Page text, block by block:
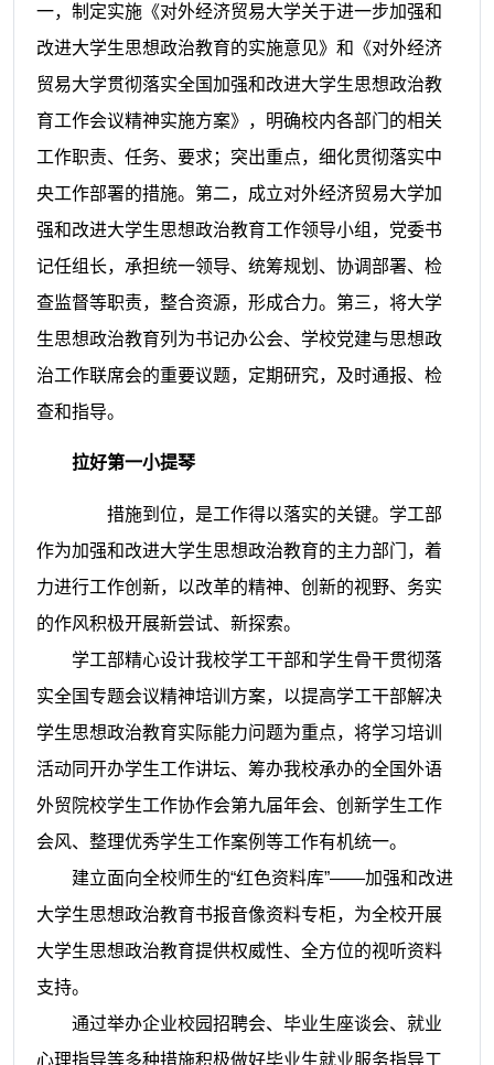
一，制定实施《对外经济贸易大学关于进一步加强和
改进大学生思想政治教育的实施意见》和《对外经济
贸易大学贯彻落实全国加强和改进大学生思想政治教
育工作会议精神实施方案》，明确校内各部门的相关
工作职责、任务、要求；突出重点，细化贯彻落实中
央工作部署的措施。第二，成立对外经济贸易大学加
强和改进大学生思想政治教育工作领导小组，党委书
记任组长，承担统一领导、统筹规划、协调部署、检
查监督等职责，整合资源，形成合力。第三，将大学
生思想政治教育列为书记办公会、学校党建与思想政
治工作联席会的重要议题，定期研究，及时通报、检
查和指导。
拉好第一小提琴
措施到位，是工作得以落实的关键。学工部
作为加强和改进大学生思想政治教育的主力部门，着
力进行工作创新，以改革的精神、创新的视野、务实
的作风积极开展新尝试、新探索。
学工部精心设计我校学工干部和学生骨干贯彻落
实全国专题会议精神培训方案，以提高学工干部解决
学生思想政治教育实际能力问题为重点，将学习培训
活动同开办学生工作讲坛、筹办我校承办的全国外语
外贸院校学生工作协作会第九届年会、创新学生工作
会风、整理优秀学生工作案例等工作有机统一。
建立面向全校师生的“红色资料库”——加强和改进
大学生思想政治教育书报音像资料专柜，为全校开展
大学生思想政治教育提供权威性、全方位的视听资料
支持。
通过举办企业校园招聘会、毕业生座谈会、就业
心理指导等多种措施积极做好毕业生就业服务指导工